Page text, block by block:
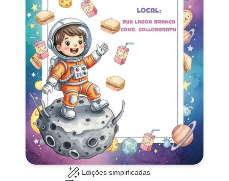
Edições simplificadas